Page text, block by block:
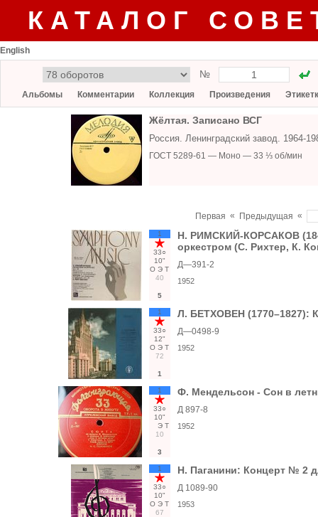
КАТАЛОГ
English
№
Альбомы Комментарии Коллекция Произведения
Жёлтая. Записано ВСГ
Россия. Ленинградский завод.
ГОСТ 5289-61 — Моно — 33 ⅓ об/мин
Первая « Предыдущая «
1
33○
10"
О Э Т
40
5
Н. РИМСКИЙ-КОРСАКОВ
оркестром (С. Рихтер, К.
Д—391-2
1952
1
33○
12"
О Э Т
72
1
Л. БЕТХОВЕН (1770–1827):
Д—0498-9
1952
1
33○
10"
Э Т
10
3
Ф. Мендельсон - Сон в
Д 897-8
1952
1
33○
10"
О Э Т
67
Н. Паганини: Концерт № 2
Д 1089-90
1953